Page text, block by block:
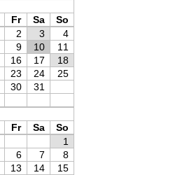
Fr Sa
So
2 3
4
9 10
11
16 17
18
23 24
25
30 31
Fr Sa
So
1
6 7
8
13 14
15